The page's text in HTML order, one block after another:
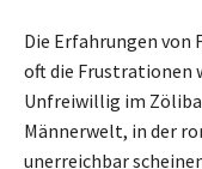
Die Erfahrungen von
oft die Frustrationen
Unfreiwillig im
Männerwelt, in der
unerreichbar